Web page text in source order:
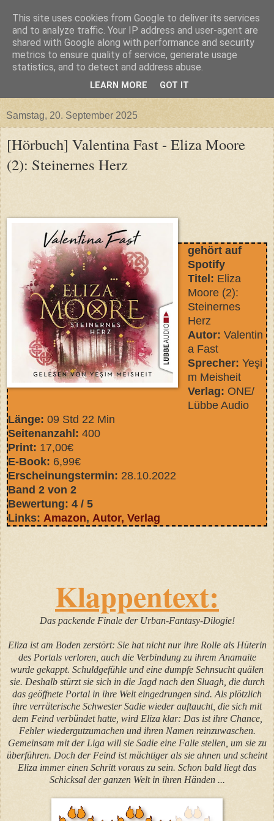
Samstag, 20. September 2025
[Hörbuch] Valentina Fast - Eliza Moore
(2): Steinernes Herz
gehört auf
Spotify
Titel: Eliza
Moore (2):
Steinernes
Herz
Autor: Valentin
a Fast
Sprecher: Yeşi
m Meisheit
Verlag: ONE/
Lübbe Audio
Länge: 09 Std 22 Min
Seitenanzahl: 400
Print: 17,00€
E-Book: 6,99€
Erscheinungstermin: 28.10.2022
Band 2 von 2
Bewertung: 4 / 5
Links: Amazon, Autor, Verlag
Klappentext:
Das packende Finale der Urban-Fantasy-Dilogie!
Eliza ist am Boden zerstört: Sie hat nicht nur ihre Rolle als Hüterin
des Portals verloren, auch die Verbindung zu ihrem Anamaite
wurde gekappt. Schuldgefühle und eine dumpfe Sehnsucht quälen
sie. Deshalb stürzt sie sich in die Jagd nach den Sluagh, die durch
das geöffnete Portal in ihre Welt eingedrungen sind. Als plötzlich
ihre verräterische Schwester Sadie wieder auftaucht, die sich mit
dem Feind verbündet hatte, wird Eliza klar: Das ist ihre Chance,
Fehler wiedergutzumachen und ihren Namen reinzuwaschen.
Gemeinsam mit der Liga will sie Sadie eine Falle stellen, um sie zu
überführen. Doch der Feind ist mächtiger als sie ahnen und scheint
Eliza immer einen Schritt voraus zu sein. Schon bald liegt das
Schicksal der ganzen Welt in ihren Händen ...
This site uses cookies from Google to deliver its services
and to analyze traffic. Your IP address and user-agent are
shared with Google along with performance and security
metrics to ensure quality of service, generate usage
statistics, and to detect and address abuse.
LEARN MORE GOT IT